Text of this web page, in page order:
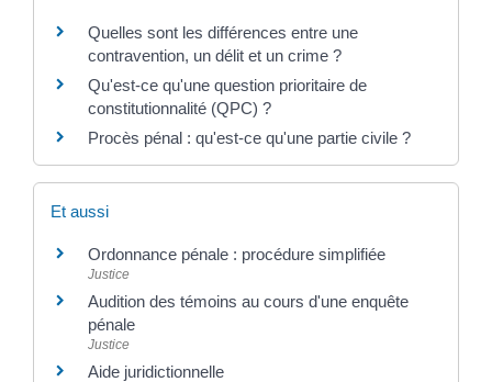
Quelles sont les différences entre une
contravention, un délit et un crime ?
Qu'est-ce qu'une question prioritaire de
constitutionnalité (QPC) ?
Procès pénal : qu'est-ce qu'une partie civile ?
Et aussi
Ordonnance pénale : procédure simplifiée
Justice
Audition des témoins au cours d'une enquête
pénale
Justice
Aide juridictionnelle